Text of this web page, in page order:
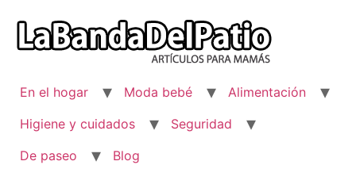
contenido
En el hogar Moda bebé
Alimentación
Higiene y cuidados
Seguridad
De paseo
Blog